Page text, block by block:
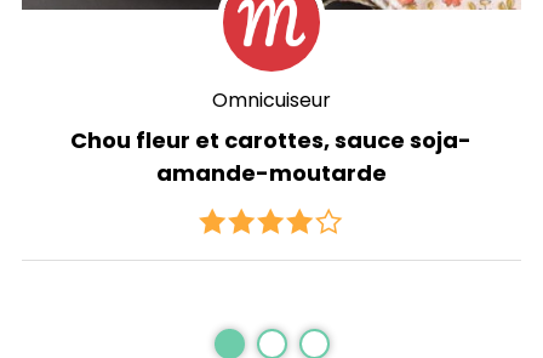
Omnicuiseur
Chou fleur et carottes, sauce soja-
amande-moutarde